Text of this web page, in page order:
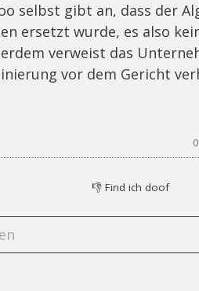
selbst gibt an, dass der
ersetzt wurde, es also
verweist das
vor dem Gericht
0
👎 Find ich doof